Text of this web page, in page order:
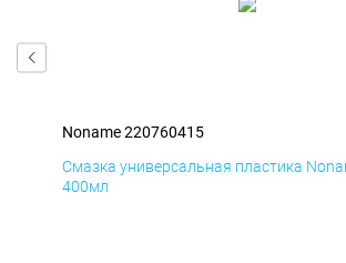
Noname 220760415
Смазка универсальная пластика
400мл